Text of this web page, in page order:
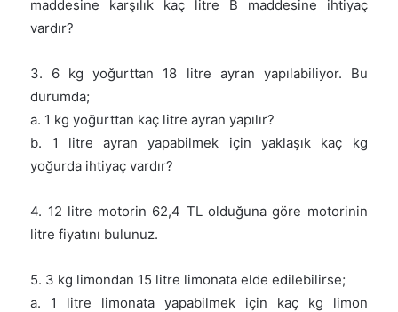
maddesine karşılık kaç litre B maddesine ihtiyaç
vardır?
3. 6 kg yoğurttan 18 litre ayran yapılabiliyor. Bu
durumda;
a. 1 kg yoğurttan kaç litre ayran yapılır?
b. 1 litre ayran yapabilmek için yaklaşık kaç kg
yoğurda ihtiyaç vardır?
4. 12 litre motorin 62,4 TL olduğuna göre motorinin
litre fiyatını bulunuz.
5. 3 kg limondan 15 litre limonata elde edilebilirse;
a. 1 litre limonata yapabilmek için kaç kg limon